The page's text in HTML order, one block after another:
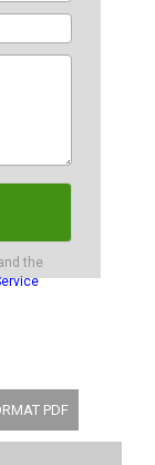
PDF
the